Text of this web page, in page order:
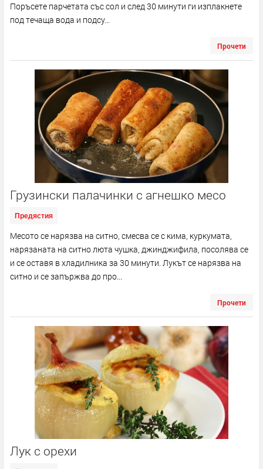
Поръсете парчетата със сол и след 30 минути ги изплакнете
под течаща вода и подсу...
Прочети
Грузински палачинки с агнешко месо
Предястия
Месото се нарязва на ситно, смесва се с кима, куркумата,
нарязаната на ситно люта чушка, джинджифила, посолява се
и се оставя в хладилника за 30 минути. Лукът се нарязва на
ситно и се запържва до про...
Прочети
Лук с орехи